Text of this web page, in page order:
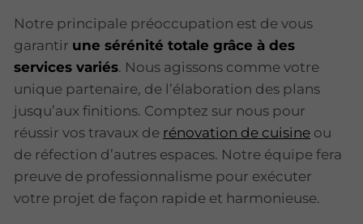
Notre principale préoccupation est de vous
garantir une sérénité totale grâce à des
services variés. Nous agissons comme votre
unique partenaire, de l’élaboration des plans
jusqu’aux finitions. Comptez sur nous pour
réussir vos travaux de rénovation de cuisine ou
de réfection d’autres espaces. Notre équipe fera
preuve de professionnalisme pour exécuter
votre projet de façon rapide et harmonieuse.